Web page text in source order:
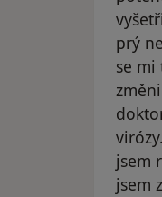
prý
se mi
jsem
jsem